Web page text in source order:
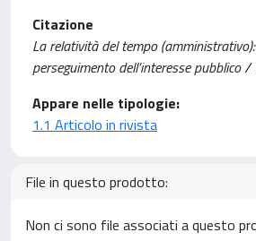
Citazione
La relatività del tempo
perseguimento dell’interesse pubblico
Appare nelle tipologie:
1.1 Articolo in rivista
File in questo prodotto:
Non ci sono file associati a questo